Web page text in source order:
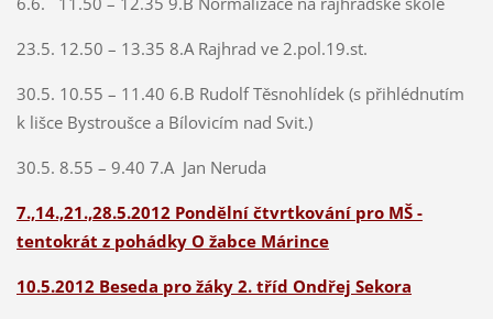
23.5. 12.50 – 13.35 8.A Rajhrad ve 2.pol.19.st.
30.5. 10.55 – 11.40 6.B Rudolf Těsnohlídek (s přihlédnutím
k lišce Bystroušce a Bílovicím nad Svit.)
30.5. 8.55 – 9.40 7.A Jan Neruda
7.,14.,21.,28.5.2012 Pondělní čtvrtkování pro MŠ -
tentokrát z pohádky O žabce Márince
10.5.2012 Beseda pro žáky 2. tříd Ondřej Sekora